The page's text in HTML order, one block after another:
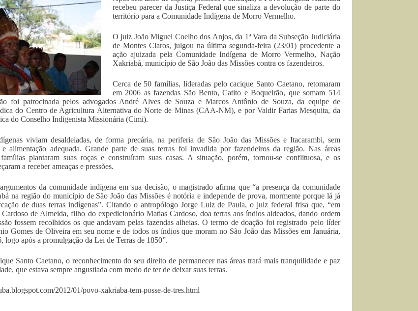
recebeu parecer da Justiça Federal que sinaliza a devolução de parte do
território para a Comunidade Indígena de Morro Vermelho.
O juiz João Miguel Coelho dos Anjos, da 1ª Vara da Subseção Judiciária
de Montes Claros, julgou na última segunda-feira (23/01) procedente a
ação ajuizada pela Comunidade Indígena de Morro Vermelho, Nação
Xakriabá, município de São João das Missões contra os fazendeiros.
Cerca de 50 famílias, lideradas pelo cacique Santo Caetano, retomaram
em 2006 as fazendas São Bento, Catito e Boqueirão, que somam 514
foi patrocinada pelos advogados André Alves de Souza e Marcos Antônio de Souza, da equipe de
do Centro de Agricultura Alternativa do Norte de Minas (CAA-NM), e por Valdir Farias Mesquita, da
do Conselho Indigenista Missionária (Cimi).
viviam desaldeiadas, de forma precária, na periferia de São João das Missões e Itacarambi, sem
alimentação adequada. Grande parte de suas terras foi invadida por fazendeiros da região. Nas áreas
plantaram suas roças e construíram suas casas. A situação, porém, tornou-se conflituosa, e os
a receber ameaças e pressões.
da comunidade indígena em sua decisão, o magistrado afirma que “a presença da comunidade
na região do município de São João das Missões é notória e independe de prova, mormente porque lá já
de duas terras indígenas”. Citando o antropólogo Jorge Luiz de Paula, o juiz federal frisa que, “em
Cardoso de Almeida, filho do expedicionário Matias Cardoso, doa terras aos índios aldeados, dando ordem
fossem recolhidos os que andavam pelas fazendas alheias. O termo de doação foi registrado pelo líder
Gomes de Oliveira em seu nome e de todos os índios que moram no São João das Missões em Januária,
logo após a promulgação da Lei de Terras de 1850”.
Santo Caetano, o reconhecimento do seu direito de permanecer nas áreas trará mais tranquilidade e paz
que estava sempre angustiada com medo de ter de deixar suas terras.
2012/01/povo-xakriaba-tem-posse-de-tres.html